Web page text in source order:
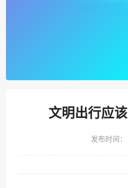
文明出行应
发布时间